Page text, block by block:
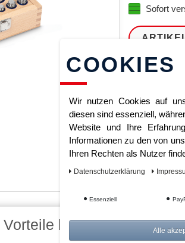
Sofort
bei AWWM:
COOKIES
Wir nutzen Cookies auf
diesen sind essenziell,
Website und Ihre
Informationen zu den von
Ihren Rechten als Nutzer
Daten­schutz­erklärung
Essenziell
Alle